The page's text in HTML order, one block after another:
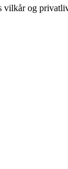
vilkår og